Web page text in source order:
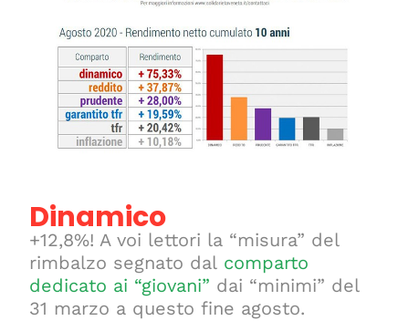
Dinamico
+12,8%! A voi lettori la “misura” del
rimbalzo segnato dal comparto
dedicato ai “giovani” dai “minimi” del
31 marzo a questo fine agosto.